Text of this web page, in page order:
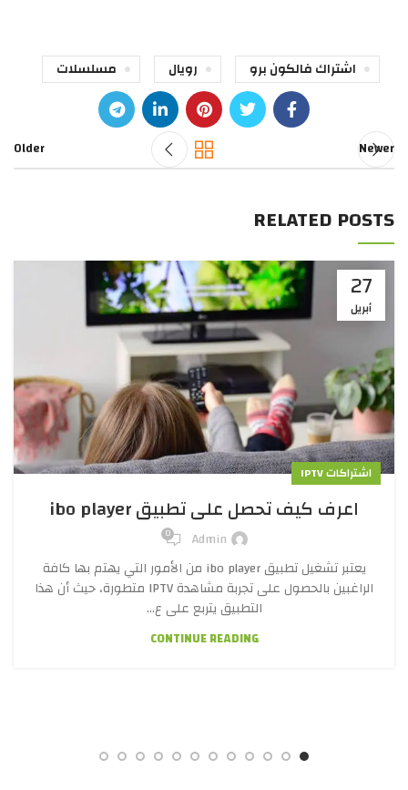
اشتراك فالكون برو رويال مسلسلات
Newer
Older
RELATED POSTS
27
أبريل
اشتراكات IPTV
اعرف كيف تحصل على تطبيق ibo player
Admin
0
يعتبر تشغيل تطبيق ibo player من الأمور التي يهتم بها كافة
الراغبين بالحصول على تجربة مشاهدة IPTV متطورة، حيث أن هذا
التطبيق يتربع على ع...
CONTINUE READING